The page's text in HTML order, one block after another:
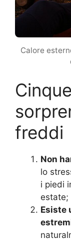
Calore
freddi
Non
lo
i piedi
estate;
Esiste